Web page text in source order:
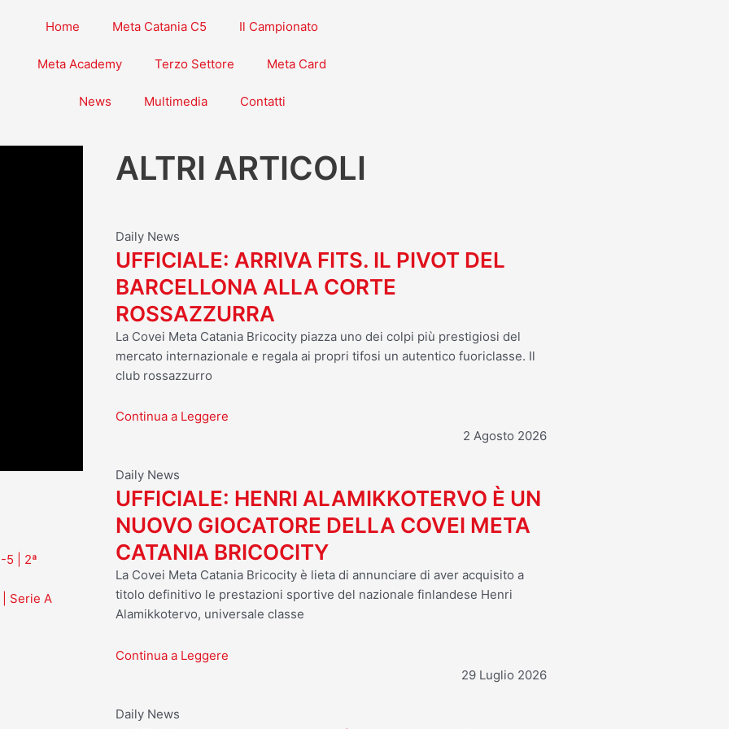
Home Meta Catania C5 Il Campionato
Meta Academy Terzo Settore Meta Card
News Multimedia Contatti
5 | 2ª
Serie A
ALTRI ARTICOLI
Daily News
UFFICIALE: ARRIVA FITS. IL PIVOT DEL
BARCELLONA ALLA CORTE
ROSSAZZURRA
La Covei Meta Catania Bricocity piazza uno dei colpi più prestigiosi del
mercato internazionale e regala ai propri tifosi un autentico fuoriclasse. Il
club rossazzurro
Continua a Leggere
2 Agosto 2026
Daily News
UFFICIALE: HENRI ALAMIKKOTERVO È UN
NUOVO GIOCATORE DELLA COVEI META
CATANIA BRICOCITY
La Covei Meta Catania Bricocity è lieta di annunciare di aver acquisito a
titolo definitivo le prestazioni sportive del nazionale finlandese Henri
Alamikkotervo, universale classe
Continua a Leggere
29 Luglio 2026
Daily News